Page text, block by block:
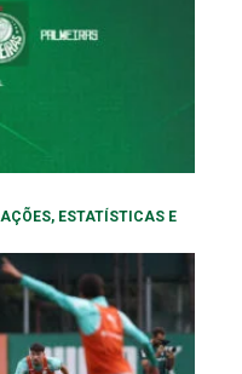
ESTATÍSTICAS E